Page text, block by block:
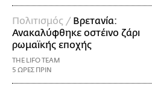
Πολιτισμός / Βρετανία:
Ανακαλύφθηκε οστέινο ζάρι
ρωμαϊκής εποχής
THE LIFO TEAM
5 ΩΡΕΣ ΠΡΙΝ